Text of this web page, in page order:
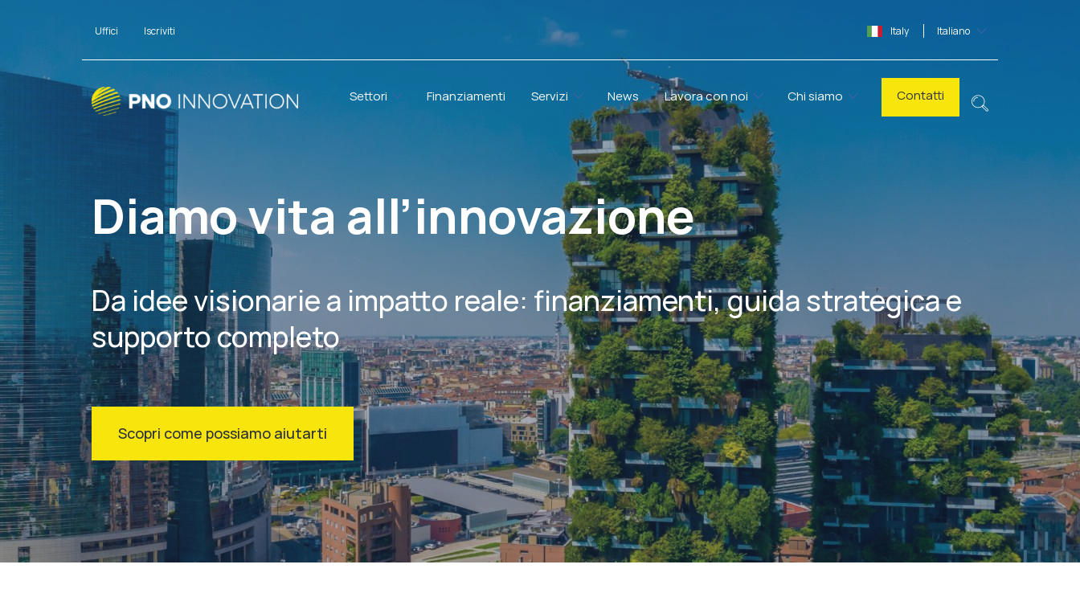
Uffici Iscriviti Italy Italiano
Settori Finanziamenti Servizi News Lavora con noi Chi siamo Contatti
Diamo vita all’innovazione
Da idee visionarie a impatto reale: finanziamenti, guida strategica e
supporto completo
Scopri come possiamo aiutarti